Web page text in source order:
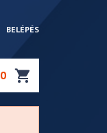
BELÉPÉS
0